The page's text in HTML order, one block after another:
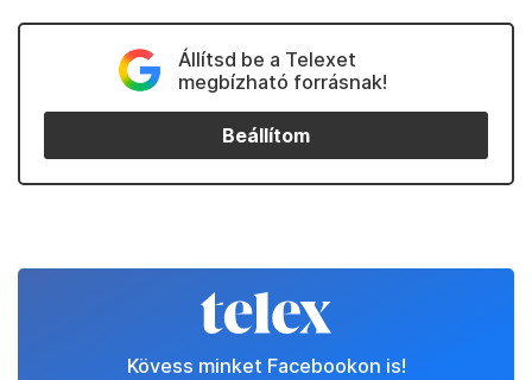
Állítsd be a Telexet
megbízható forrásnak!
Beállítom
Kövess minket Facebookon is!